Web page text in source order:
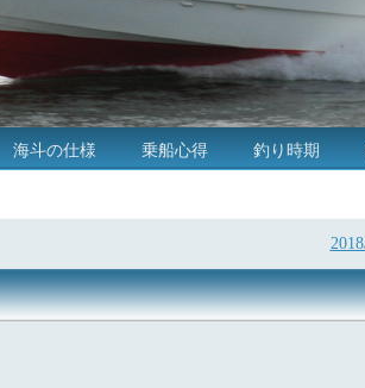
海斗の仕様 乗船心得 釣り時期